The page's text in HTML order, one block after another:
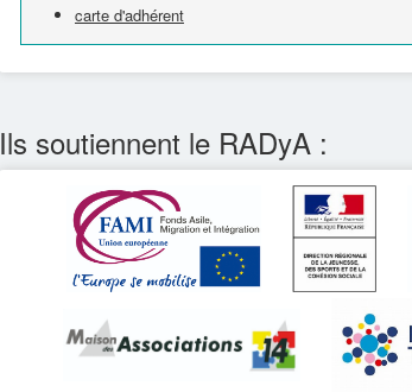
carte d'adhérent
Ils soutiennent le RADyA :